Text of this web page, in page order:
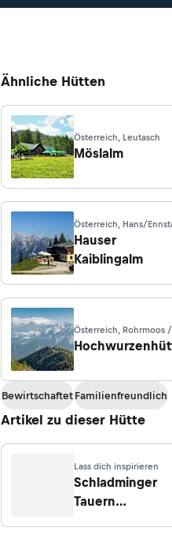
Ähnliche Hütten
Österreich, Leutasch
Möslalm
Österreich, Hans/
Hauser
Kaiblingalm
Österreich, Rohrmoos /
Schladming
Bewirtschaftet Familienfreundlich
Artikel zu dieser Hütte
Lass dich inspirieren
Schladminger
Tauern